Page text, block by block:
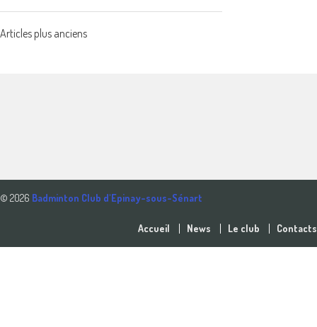
Navigation
Articles plus anciens
© 2026 Badminton Club d'Epinay-sous-Sénart
Accueil News Le club Contacts